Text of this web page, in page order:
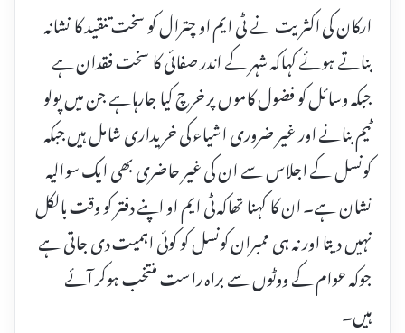
ارکان کی اکثریت نے ٹی ایم او چترال کو سخت تنقید کا نشانہ
بناتے ہوئے کہاکہ شہر کے اندر صفائی کا سخت فقدان ہے
جبکہ وسائل کو فضول کاموں پر خرچ کیا جارہاہے جن میں پولو
ٹیم بنانے اور غیر ضروری اشیاء کی خریداری شامل ہیں جبکہ
کونسل کے اجلاس سے ان کی غیر حاضری بھی ایک سوالیہ
نشان ہے۔ ان کا کہنا تھاکہ ٹی ایم او اپنے دفتر کو وقت بالکل
نہیں دیتا اور نہ ہی ممبران کونسل کو کوئی اہمیت دی جاتی ہے
جوکہ عوام کے ووٹوں سے براہ راست منتخب ہوکر آئے
ہیں۔